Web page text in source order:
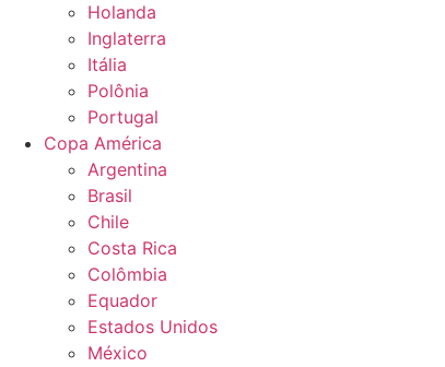
Holanda
Inglaterra
Itália
Polônia
Portugal
Copa América
Argentina
Brasil
Chile
Costa Rica
Colômbia
Equador
Estados Unidos
México